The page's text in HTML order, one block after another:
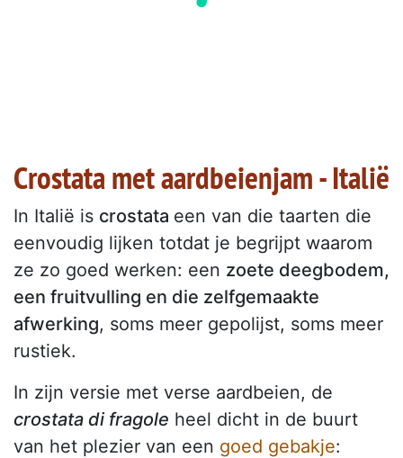
Crostata met aardbeienjam - Italië
In Italië is crostata een van die taarten die
eenvoudig lijken totdat je begrijpt waarom
ze zo goed werken: een zoete deegbodem,
een fruitvulling en die zelfgemaakte
afwerking, soms meer gepolijst, soms meer
rustiek.
In zijn versie met verse aardbeien, de
crostata di fragole heel dicht in de buurt
van het plezier van een goed gebakje: